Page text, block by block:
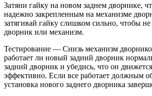
Затяни гайку на новом заднем дворнике,
надежно закрепленным на механизме
затягивай гайку слишком сильно, чтобы
дворник или механизм.
Тестирование — Снизь механизм
работает ли новый задний дворник
задний дворник и убедись, что он
эффективно. Если все работает должным
установка нового заднего дворника